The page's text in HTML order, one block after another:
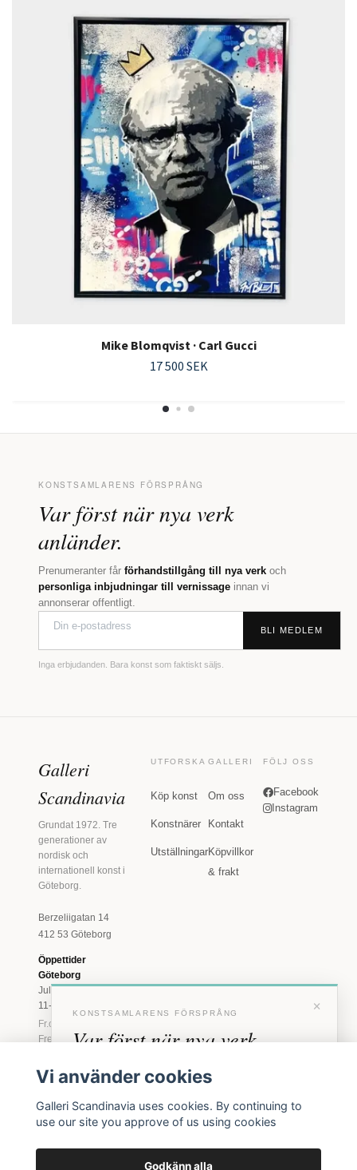
Mike Blomqvist · Carl Gucci
17 500 SEK
KONSTSAMLARENS FÖRSPRÅNG
Var först när nya verk
anländer.
Prenumeranter får förhandstillgång till nya verk och
personliga inbjudningar till vernissage innan vi
annonserar offentligt.
BLI MEDLEM
Inga erbjudanden. Bara konst som faktiskt säljs.
Galleri
Scandinavia
Grundat 1972. Tre
generationer av
nordisk och
internationell konst i
Göteborg.
Berzeliigatan 14
412 53 Göteborg
Öppettider
Göteborg
Juli: Tis 11-18 · Lör
11-16
Fr.o.m. augusti: Tis-
Fre 11-18 · Lör 11-
Marstrand
2026
Tis-Fre 11-18 ·
UTFORSKA
Köp konst
Konstnärer
Utställningar
GALLERI
Om oss
Kontakt
Köpvillkor
& frakt
FÖLJ OSS
Facebook
Instagram
×
KONSTSAMLARENS FÖRSPRÅNG
Var först när nya verk
anländer
inbjudningar till vernissage, innan vi annonserar
offentligt.
Vi använder cookies
Galleri Scandinavia uses cookies. By continuing to
use our site you approve of us using cookies
Godkänn alla